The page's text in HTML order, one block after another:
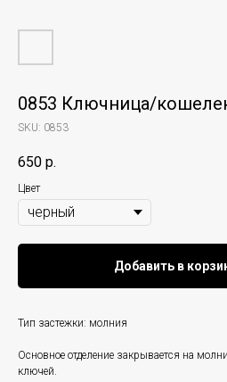
0853 Ключница/
SKU: 0853
650 р.
Цвет
Добавить в
Тип застежки: молния
Основное отделение закрывается на
ключей.